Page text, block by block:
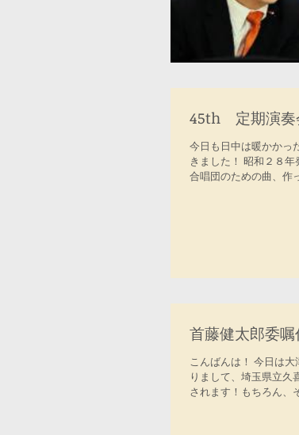
45th 定期演奏
今日も日中は暖かか
きました！ 昭和２８
合唱団のための曲、作
首藤健太郎委
こんばんは！ 今日は
りまして、埼玉県立久
されます！もちろん、